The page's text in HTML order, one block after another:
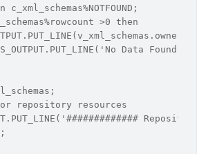
c_xml_schemas%NOTFOUND;
>0 then
Data Found');
repository resources